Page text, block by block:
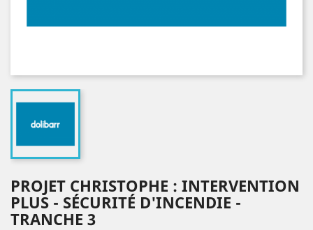
PROJET CHRISTOPHE : INTERVENTION
PLUS - SÉCURITÉ D'INCENDIE -
TRANCHE 3